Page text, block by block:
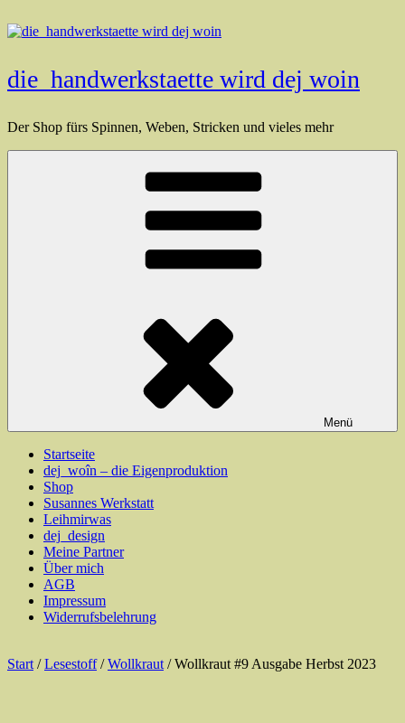
Inhalt
die_handwerkstaette wird dej woin
Der Shop fürs Spinnen, Weben, Stricken und vieles mehr
Menü
Startseite
dej_woîn – die Eigenproduktion
Shop
Susannes Werkstatt
Leihmirwas
dej_design
Meine Partner
Über mich
AGB
Impressum
Widerrufsbelehrung
Start /Lesestoff/Wollkraut / Wollkraut #9 Ausgabe Herbst 2023